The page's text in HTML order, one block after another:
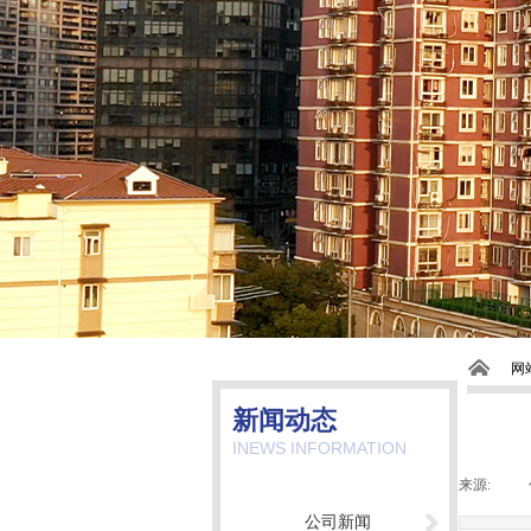
网
新闻动态
来源:
INEWS INFORMATION
公司新闻